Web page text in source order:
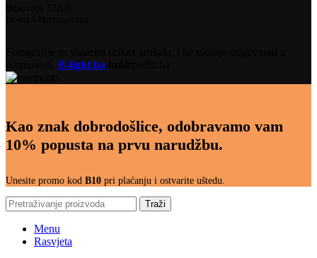
B-light.ba
Kao znak dobrodošlice, odobravamo vam
10% popusta na prvu narudžbu.
Unesite promo kod B10 pri plaćanju i ostvarite uštedu.
Traži
Menu
Rasvjeta